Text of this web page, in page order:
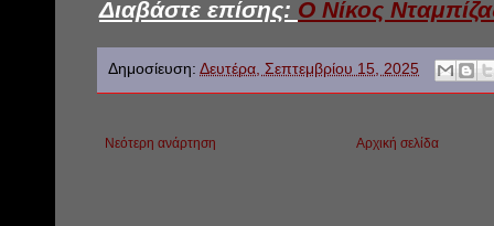
Διαβάστε επίσης: Ο Νίκος
Δημοσίευση: Δευτέρα, Σεπτεμβρίου 15, 2025
Νεότερη ανάρτηση Αρχική σελίδα